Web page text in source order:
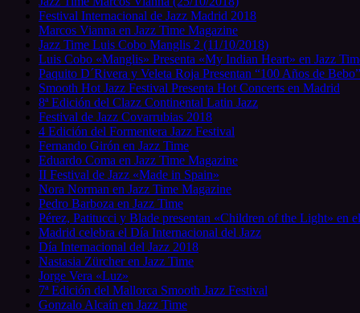
Festival Internacional de Jazz Madrid 2018
Marcos Vianna en Jazz Time Magazine
Jazz Time Luis Cobo Manglis 2 (11/10/2018)
Luis Cobo «Manglis» Presenta «My Indian Heart» en Jazz
Paquito D´Rivera y Veleta Roja Presentan “100 Años de Bebo”
Smooth Hot Jazz Festival Presenta Hot Concerts en Madrid
8ª Edición del Clazz Continental Latin Jazz
Festival de Jazz Covarrubias 2018
4 Edición del Formentera Jazz Festival
Fernando Girón en Jazz Time
Eduardo Coma en Jazz Time Magazine
II Festival de Jazz «Made in Spain»
Nora Norman en Jazz Time Magazine
Pedro Barboza en Jazz Time
Pérez, Patitucci y Blade presentan «Children of the Light» en
Madrid celebra el Día Internacional del Jazz
Día Internacional del Jazz 2018
Nastasia Zürcher en Jazz Time
Jorge Vera «Luz»
7ª Edición del Mallorca Smooth Jazz Festival
Gonzalo Alcaín en Jazz Time